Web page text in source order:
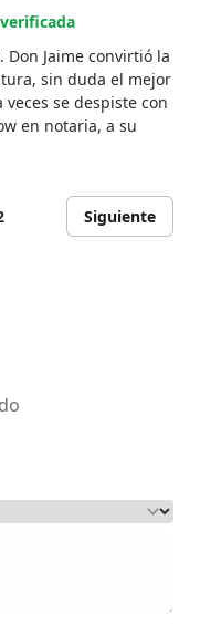
Jaime convirtió la
sin duda el mejor
se despiste con
en notaria, a su
Siguiente